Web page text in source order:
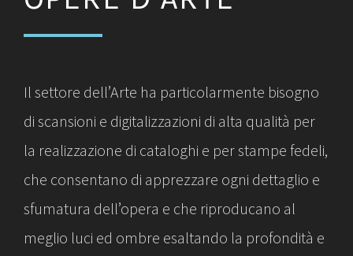
Il settore dell’Arte ha particolarmente bisogno
di scansioni e digitalizzazioni di alta qualità per
la realizzazione di cataloghi e per stampe fedeli,
che consentano di apprezzare ogni dettaglio e
sfumatura dell’opera e che riproducano al
meglio luci ed ombre esaltando la profondità e